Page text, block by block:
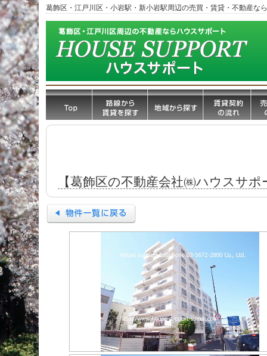
葛飾区・江戸川区・小岩駅・新小岩駅周辺の売買・賃貸・不動産な
【葛飾区の不動産会社㈱ハウスサ